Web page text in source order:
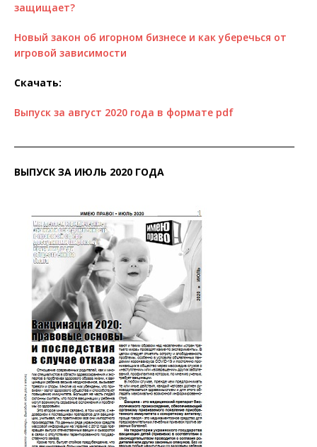
защищает?
Новый закон об игорном бизнесе и как уберечься от
игровой зависимости
Скачать:
Выпуск за август 2020 года в формате pdf
ВЫПУСК ЗА ИЮЛЬ 2020 ГОДА